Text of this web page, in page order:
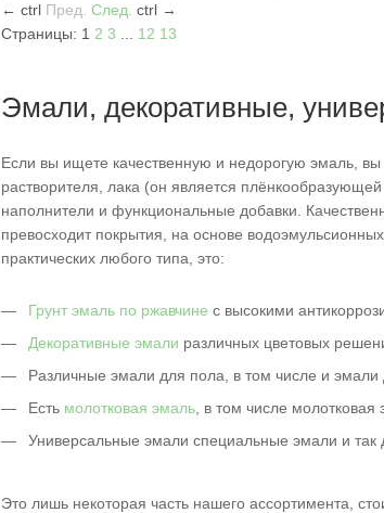
← ctrl Пред. След. ctrl →
Страницы: 1 2 3 12 13
Эмали, декоративные,
Если вы ищете качественную и недорогую эмаль, вы
растворителя, лака (он является
наполнители и функциональные добавки.
превосходит покрытия, на основе
практических любого типа, это:
Грунт эмаль по ржавчине с высокими
Декоративные эмали различных цветовых
Различные эмали для пола, в том числе и эмали
Есть молотковая эмаль , в том числе
Универсальные эмали специальные эмали и так
Это лишь некоторая часть нашего ассортимента,